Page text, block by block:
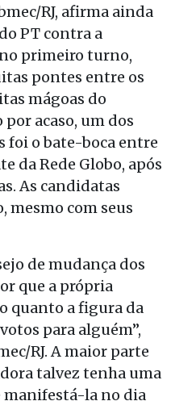
RJ, afirma ainda
PT contra a
primeiro turno,
pontes entre os
mágoas do
acaso, um dos
foi o bate-boca entre
da Rede Globo, após
As candidatas
com seus
de mudança dos
que a própria
quanto a figura da
para alguém”,
RJ. A maior parte
talvez tenha uma
manifestá-la no dia